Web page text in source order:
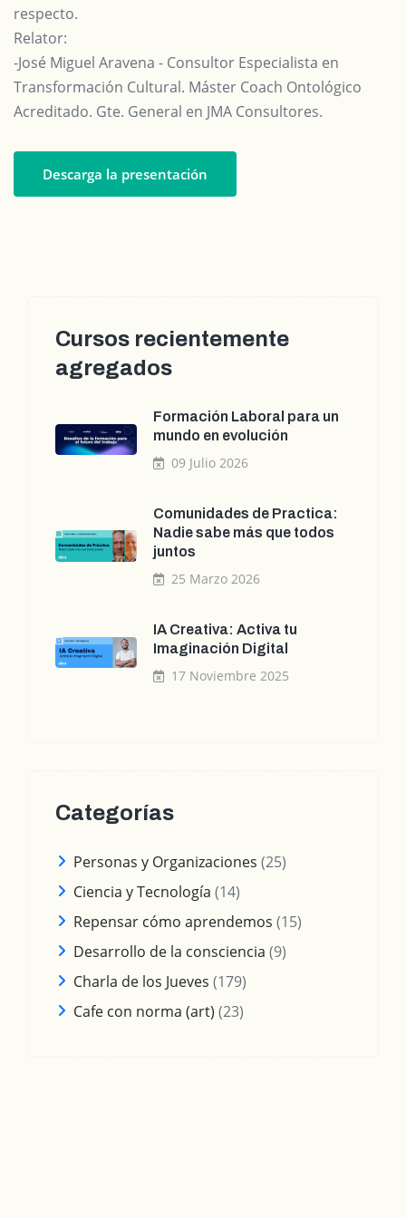
respecto.
Relator:
-José Miguel Aravena - Consultor Especialista en
Transformación Cultural. Máster Coach Ontológico
Acreditado. Gte. General en JMA Consultores.
Descarga la presentación
Cursos recientemente
agregados
Formación Laboral para un
mundo en evolución
09 Julio 2026
Comunidades de Practica:
Nadie sabe más que todos
juntos
25 Marzo 2026
IA Creativa: Activa tu
Imaginación Digital
17 Noviembre 2025
Categorías
Personas y Organizaciones (25)
Ciencia y Tecnología (14)
Repensar cómo aprendemos (15)
Desarrollo de la consciencia (9)
Charla de los Jueves (179)
Cafe con norma (art) (23)